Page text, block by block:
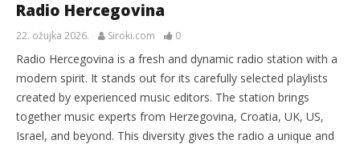
Radio Hercegovina
22. ožujka 2026. Siroki.com 0
Radio Hercegovina is a fresh and dynamic radio station with a
modern spirit. It stands out for its carefully selected playlists
created by experienced music editors. The station brings
together music experts from Herzegovina, Croatia, UK, US,
Israel, and beyond. This diversity gives the radio a unique and